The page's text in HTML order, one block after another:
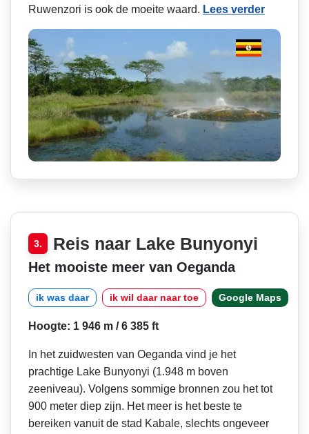
Ruwenzori is ook de moeite waard. Lees verder
3. Reis naar Lake Bunyonyi
Het mooiste meer van Oeganda
ik was daar ik wil daar naar toe Google Maps
Hoogte: 1 946 m / 6 385 ft
In het zuidwesten van Oeganda vind je het
prachtige Lake Bunyonyi (1.948 m boven
zeeniveau). Volgens sommige bronnen zou het tot
900 meter diep zijn. Het meer is het beste te
bereiken vanuit de stad Kabale, slechts ongeveer